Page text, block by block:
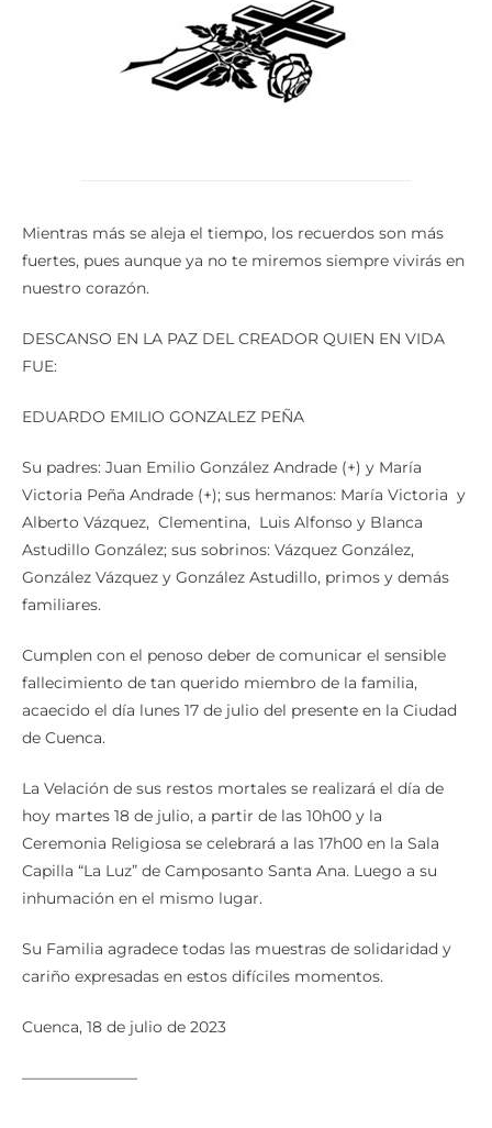
Mientras más se aleja el tiempo, los recuerdos son más
fuertes, pues aunque ya no te miremos siempre vivirás en
nuestro corazón.
DESCANSO EN LA PAZ DEL CREADOR QUIEN EN VIDA
FUE:
EDUARDO EMILIO GONZALEZ PEÑA
Su padres: Juan Emilio González Andrade (+) y María
Victoria Peña Andrade (+); sus hermanos: María Victoria y
Alberto Vázquez, Clementina, Luis Alfonso y Blanca
Astudillo González; sus sobrinos: Vázquez González,
González Vázquez y González Astudillo, primos y demás
familiares.
Cumplen con el penoso deber de comunicar el sensible
fallecimiento de tan querido miembro de la familia,
acaecido el día lunes 17 de julio del presente en la Ciudad
de Cuenca.
La Velación de sus restos mortales se realizará el día de
hoy martes 18 de julio, a partir de las 10h00 y la
Ceremonia Religiosa se celebrará a las 17h00 en la Sala
Capilla “La Luz” de Camposanto Santa Ana. Luego a su
inhumación en el mismo lugar.
Su Familia agradece todas las muestras de solidaridad y
cariño expresadas en estos difíciles momentos.
Cuenca, 18 de julio de 2023
———————–